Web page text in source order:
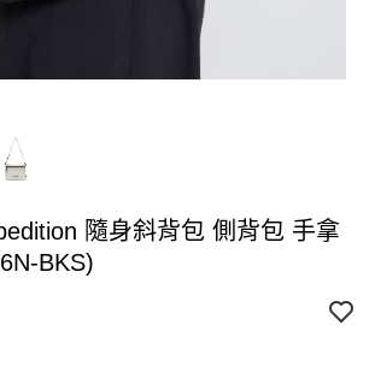
隨身斜背包 側背包 手拿
BKS)